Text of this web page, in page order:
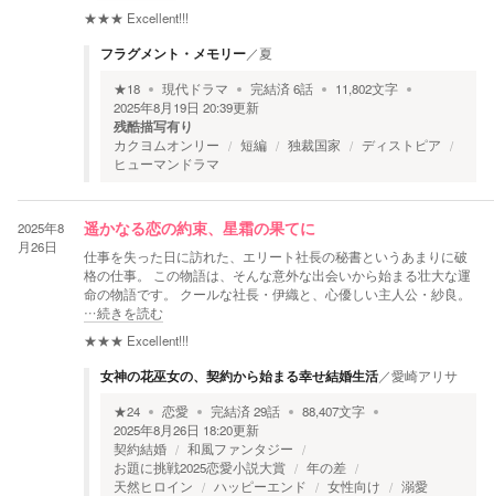
★★★ Excellent!!!
フラグメント・メモリー／夏
★18 現代ドラマ 完結済6話 11,802文字
2025年8月19日 20:39更新
残酷描写有り
カクヨムオンリー 短編 独裁国家
ディストピア
ヒューマンドラマ
2025年8
月26日
遥かなる恋の約束、星霜の果てに
仕事を失った日に訪れた、エリート社長の秘書というあまりに破
格の仕事。 この物語は、そんな意外な出会いから始まる壮大な運
命の物語です。 クールな社長・伊織と、心優しい主人公・紗良。
…続きを読む
★★★ Excellent!!!
女神の花巫女の、契約から始まる幸せ結婚生活／愛崎アリサ
★24 恋愛 完結済29話 88,407文字
2025年8月26日 18:20更新
契約結婚
和風ファンタジー
お題に挑戦2025恋愛小説大賞
年の差
天然ヒロイン
ハッピーエンド 女性向け 溺愛